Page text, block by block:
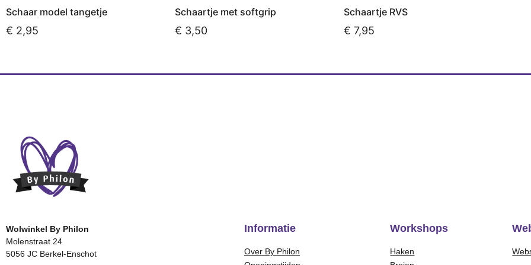
Schaar model tangetje
€ 2,95
Schaartje met softgrip
€ 3,50
Schaartje RVS
€ 7,95
Wolwinkel By Philon
Molenstraat 24
5056 JC Berkel-Enschot
Informatie
Over By Philon
Workshops
Haken